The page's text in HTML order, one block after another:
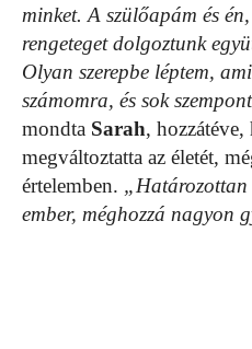
minket. A szülőapám és
rengeteget dolgoztunk
Olyan szerepbe léptem,
számomra, és sok
mondta Sarah,
megváltoztatta az életét,
értelemben.
ember, méghozzá nagyon